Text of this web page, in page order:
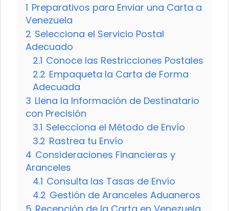
1 Preparativos para Enviar una Carta a
Venezuela
2 Selecciona el Servicio Postal
Adecuado
2.1 Conoce las Restricciones Postales
2.2 Empaqueta la Carta de Forma
Adecuada
3 Llena la Información de Destinatario
con Precisión
3.1 Selecciona el Método de Envío
3.2 Rastrea tu Envío
4 Consideraciones Financieras y
Aranceles
4.1 Consulta las Tasas de Envío
4.2 Gestión de Aranceles Aduaneros